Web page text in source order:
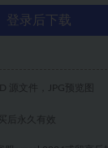
登录后下载
源文件，JPG预览图
买后永久有效